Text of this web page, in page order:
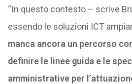
“In questo contesto – scrive
essendo le soluzioni ICT
manca ancora un percorso
definire le linee guida e le
amministrative per